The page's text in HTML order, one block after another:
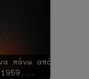
πάνω από